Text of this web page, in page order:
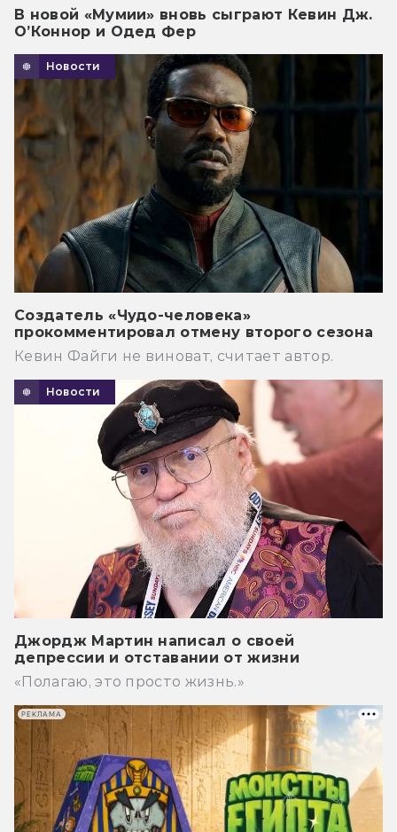
В новой «Мумии» вновь сыграют Кевин Дж.
О’Коннор и Одед Фер
Новости
Создатель «Чудо-человека»
прокомментировал отмену второго сезона
Кевин Файги не виноват, считает автор.
Новости
Джордж Мартин написал о своей
депрессии и отставании от жизни
«Полагаю, это просто жизнь.»
РЕКЛАМА